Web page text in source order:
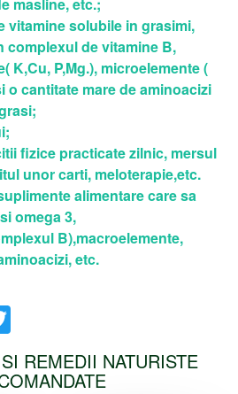
masline, etc.;
vitamine solubile in grasimi,
complexul de vitamine B,
K,Cu, P,Mg.), microelemente (
o cantitate mare de aminoacizi
fizice practicate zilnic, mersul
unor carti, meloterapie,etc.
alimentare care sa
omega 3,
B),macroelemente,
aminoacizi, etc.
REMEDII NATURISTE